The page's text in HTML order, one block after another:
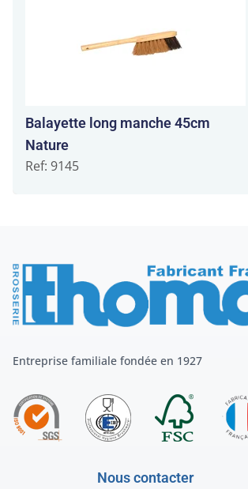
Balayette long manche 45cm
Nature
Ref: 9145
Entreprise familiale fondée en 1927
Nous contacter